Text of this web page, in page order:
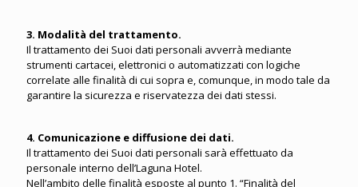
3. Modalità del trattamento.
Il trattamento dei Suoi dati personali avverrà mediante
strumenti cartacei, elettronici o automatizzati con logiche
correlate alle finalità di cui sopra e, comunque, in modo tale da
garantire la sicurezza e riservatezza dei dati stessi.
4. Comunicazione e diffusione dei dati.
Il trattamento dei Suoi dati personali sarà effettuato da
personale interno dell’Laguna Hotel.
Nell’ambito delle finalità esposte al punto 1. “Finalità del